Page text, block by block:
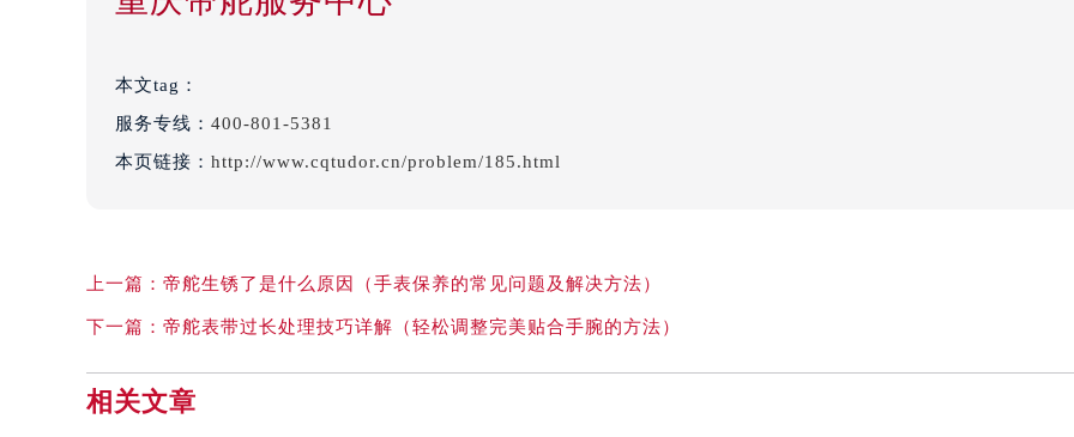
本文tag：
服务专线： 400-801-5381
本页链接： http://www.cqtudor.cn/problem/185.html
上一篇： 帝舵生锈了是什么原因（手表保养的常见问题及解决方法）
下一篇： 帝舵表带过长处理技巧详解（轻松调整完美贴合手腕的方法）
相关文章